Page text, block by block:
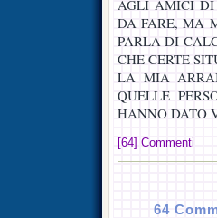
AGLI AMICI DI
DA FARE, MA
PARLA DI
CHE CERTE
LA MIA
QUELLE
HANNO DATO
[64] Commenti
64